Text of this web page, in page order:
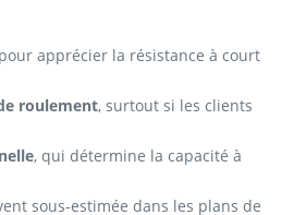
apprécier la résistance à court
roulement, surtout si les clients
, qui détermine la capacité à
sous-estimée dans les plans de